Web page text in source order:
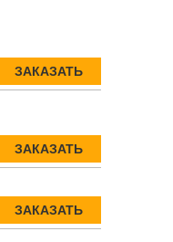
ЗАКАЗАТЬ
ЗАКАЗАТЬ
ЗАКАЗАТЬ